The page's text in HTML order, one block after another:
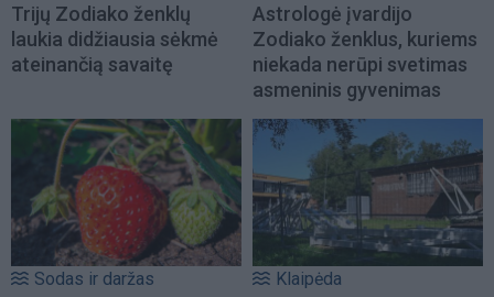
Trijų Zodiako ženklų
laukia didžiausia sėkmė
ateinančią savaitę
Astrologė įvardijo
Zodiako ženklus, kuriems
niekada nerūpi svetimas
asmeninis gyvenimas
Sodas ir daržas Klaipėda